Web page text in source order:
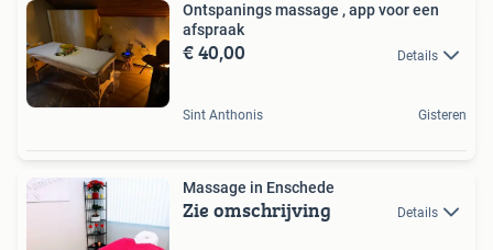
Ontspanings massage , app voor een
afspraak
€ 40,00 Details
Sint Anthonis Gisteren
Massage in Enschede
Zie omschrijving Details